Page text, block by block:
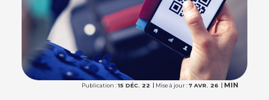
Publication :15 DÉC. 22 Mise à jour :7 AVR. 26 MIN